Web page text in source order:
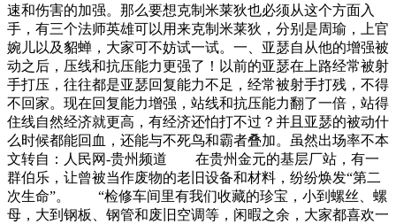
速和伤害的加强。那么要想克制米莱狄也必须从这个方面入
手，有三个法师英雄可以用来克制米莱狄，分别是周瑜，上官
婉儿以及貂蝉，大家可不妨试一试。一、亚瑟自从他的增强被
动之后，压线和抗压能力更强了！以前的亚瑟在上路经常被射
手打压，往往都是亚瑟回复能力不足，经常被射手打残，不得
不回家。现在回复能力增强，站线和抗压能力翻了一倍，站得
住线自然经济就更高，有经济还怕打不过？并且亚瑟的被动什
么时候都能回血，还能与不死鸟和霸者叠加。虽然出场率不本
文转自：人民网-贵州频道 在贵州金元的基层厂站，有一
群伯乐，让曾被当作废物的老旧设备和材料，纷纷焕发“第二
次生命”。 “检修车间里有我们收藏的珍宝，小到螺丝、螺
母，大到钢板、钢管和废旧空调等，闲暇之余，大家都喜欢一